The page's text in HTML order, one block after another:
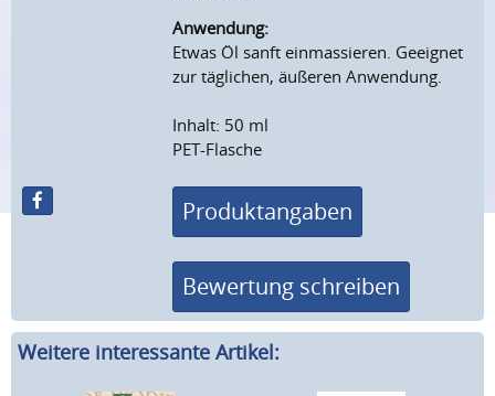
Anwendung:
Etwas Öl sanft einmassieren. Geeignet
zur täglichen, äußeren Anwendung.
Inhalt: 50 ml
PET-Flasche
Produktangaben
Bewertung schreiben
Weitere interessante Artikel: